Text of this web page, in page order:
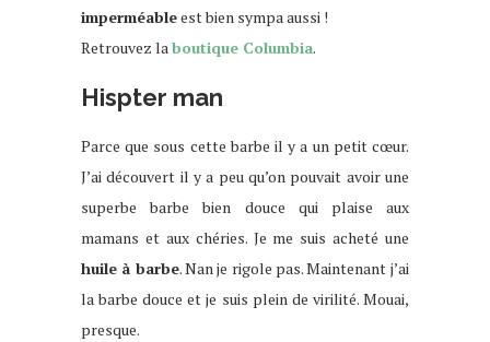
imperméableest bien sympa aussi !
Retrouvez laboutique Columbia.
Hispter man
Parce que sous cette barbe il y a un petit cœur.
J’ai découvert il y a peu qu’on pouvait avoir une
superbe barbe bien douce qui plaise aux
mamans et aux chéries. Je me suis acheté une
huile à barbe. Nan je rigole pas. Maintenant j’ai
la barbe douce et je suis plein de virilité. Mouai,
presque.